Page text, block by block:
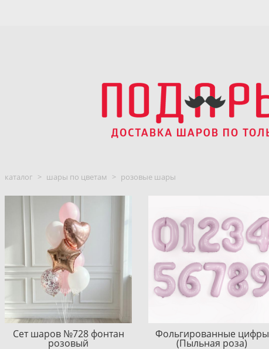
каталог > шары по цветам > розовые шары
Сет шаров №728 фонтан
розовый
Фольгированные цифры
(Пыльная роза)